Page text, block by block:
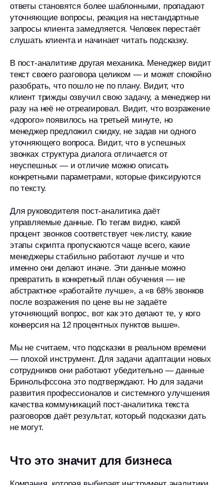
ответы становятся более шаблонными, пропадают
уточняющие вопросы, реакция на нестандартные
запросы клиента замедляется. Человек перестаёт
слушать клиента и начинает читать подсказку.
В пост-аналитике другая механика. Менеджер видит
текст своего разговора целиком — и может спокойно
разобрать, что пошло не по плану. Видит, что
клиент трижды озвучил свою задачу, а менеджер ни
разу на неё не отреагировал. Видит, что возражение
«дорого» появилось на третьей минуте, но
менеджер предложил скидку, не задав ни одного
уточняющего вопроса. Видит, что в успешных
звонках структура диалога отличается от
неуспешных — и отличие можно описать
конкретными параметрами, которые фиксируются
по тексту.
Для руководителя пост-аналитика даёт
управляемые данные. По тегам видно, какой
процент звонков соответствует чек-листу, какие
этапы скрипта пропускаются чаще всего, какие
менеджеры стабильно работают лучше и что
именно они делают иначе. Эти данные можно
превратить в конкретный план обучения — не
абстрактное «работайте лучше», а «в 68% звонков
после возражения по цене вы не задаёте
уточняющий вопрос, вот как это делают те, у кого
конверсия на 12 процентных пунктов выше».
Мы не считаем, что подсказки в реальном времени
— плохой инструмент. Для задачи адаптации новых
сотрудников они работают убедительно — данные
Бринольфссона это подтверждают. Но для задачи
развития профессионалов и системного улучшения
качества коммуникаций пост-аналитика текста
разговоров даёт результат, который подсказки дать
не могут.
Что это значит для бизнеса